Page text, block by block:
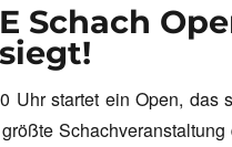
Schach
Uhr startet ein Open,